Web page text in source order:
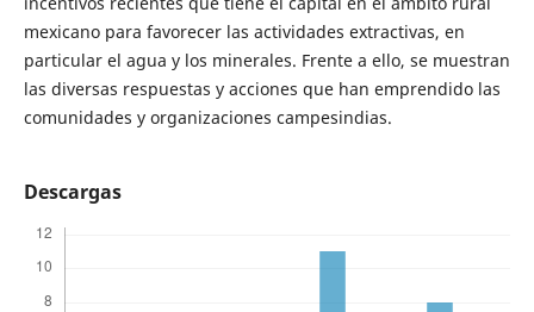
mexicano para favorecer las actividades extractivas, en
particular el agua y los minerales. Frente a ello, se muestran
las diversas respuestas y acciones que han emprendido las
comunidades y organizaciones campesindias.
Descargas